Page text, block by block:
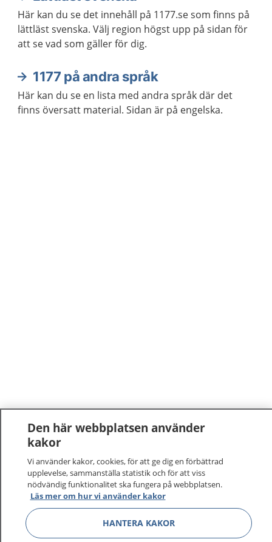
Här kan du se det innehåll på 1177.se som finns på
lättläst svenska. Välj region högst upp på sidan för
att se vad som gäller för dig.
1177 på andra språk
Här kan du se en lista med andra språk där det
finns översatt material. Sidan är på engelska.
1177 –tryggt om din hälsa och vård
På 1177.se får du råd om hälsa och information om
sjukdomar och vilka mottagningar du kan kontakta.
Logga in för att läsa din journal och göra dina
vårdärenden. Ring telefonnummer 1177 för
sjukvårdsrådgivning dygnet runt.
Den här webbplatsen använder
kakor
Vi använder kakor, cookies, för att ge dig en förbättrad
upplevelse, sammanställa statistik och för att viss
nödvändig funktionalitet ska fungera på webbplatsen.
Läs mer om hur vi använder kakor
HANTERA KAKOR